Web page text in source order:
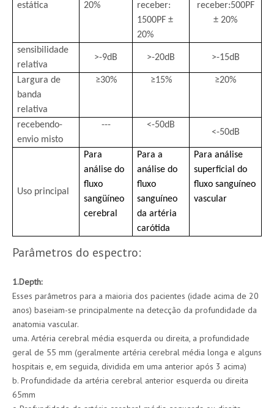
estática
20%
receber:
1500PF ±
20%
receber:500PF
± 20%
sensibilidade
relativa
>-9dB >-20dB >-15dB
Largura de
banda
relativa
≥30% ≥15% ≥20%
recebendo-
envio misto
--- <-50dB
<-50dB
Uso principal
Para
análise do
fluxo
sangüíneo
cerebral
Para a
análise do
fluxo
sanguíneo
da artéria
carótida
Para análise
superficial do
fluxo sanguíneo
vascular
Parâmetros do espectro:
1.Depth:
Esses parâmetros para a maioria dos pacientes (idade acima de 20
anos) baseiam-se principalmente na detecção da profundidade da
anatomia vascular.
uma. Artéria cerebral média esquerda ou direita, a profundidade
geral de 55 mm (geralmente artéria cerebral média longa e alguns
hospitais e, em seguida, dividida em uma anterior após 3 acima)
b. Profundidade da artéria cerebral anterior esquerda ou direita
65mm